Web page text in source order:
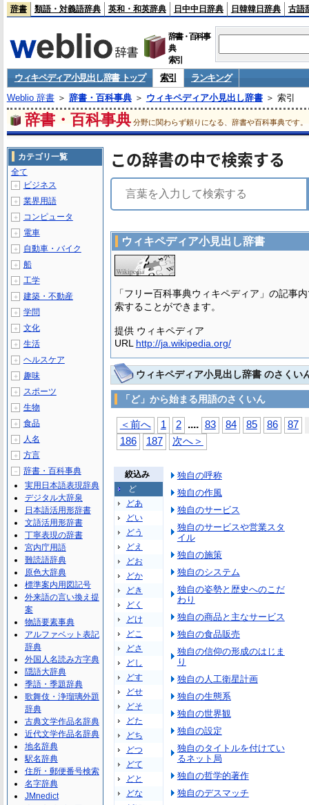
辞書 類語・対義語辞典 英和・和英辞典 日中中日辞典 日韓韓日辞典 古語
辞書・百科事
典
索引
ウィキペディア小見出し辞書 トップ 索引
ランキング
Weblio 辞書＞ 辞書・百科事典＞ ウィキペディア小見出し辞書＞ 索引
辞書・百科事典 分野に関わらず頼りになる、辞書や百科事典です。
この辞書の中で検索する
ウィキペディア小見出し辞書
「フリー百科事典ウィキペディア」の記事
索することができます。
提供 ウィキペディア
URL http://ja.wikipedia.org/
ウィキペディア小見出し辞書 のさくい
「ど」から始まる用語のさくいん
＜前へ 1 2 .... 83 84 85 86 87
186
187 次へ＞
絞込み
ど
どあ
どい
どう
どえ
どお
どか
どき
どく
どけ
どこ
どさ
どし
どす
どせ
どそ
どた
どち
どつ
どて
どと
どな
独自の呼称
独自の作風
独自のサービス
独自のサービスや営業スタ
イル
独自の施策
独自のシステム
独自の姿勢と歴史へのこだ
わり
独自の商品と主なサービス
独自の食品販売
独自の信仰の形成のはじま
り
独自の人工衛星計画
独自の生態系
独自の世界観
独自の設定
独自のタイトルを付けてい
るネット局
独自の哲学的著作
独自のデスマッチ
カテゴリ一覧
全て
＋ ビジネス
＋ 業界用語
＋ コンピュータ
＋ 電車
＋ 自動車・バイク
＋ 船
＋ 工学
＋ 建築・不動産
＋ 学問
＋ 文化
＋ 生活
＋ ヘルスケア
＋ 趣味
＋ スポーツ
＋ 生物
＋ 食品
＋ 人名
＋ 方言
－
辞書・百科事典
実用日本語表現辞典
デジタル大辞泉
日本語活用形辞書
文語活用形辞書
丁寧表現の辞書
宮内庁用語
難読語辞典
原色大辞典
標準案内用図記号
外来語の言い換え提
案
物語要素事典
アルファベット表記
辞典
外国人名読み方字典
隠語大辞典
季語・季題辞典
歌舞伎・浄瑠璃外題
辞典
古典文学作品名辞典
近代文学作品名辞典
地名辞典
駅名辞典
住所・郵便番号検索
名字辞典
JMnedict